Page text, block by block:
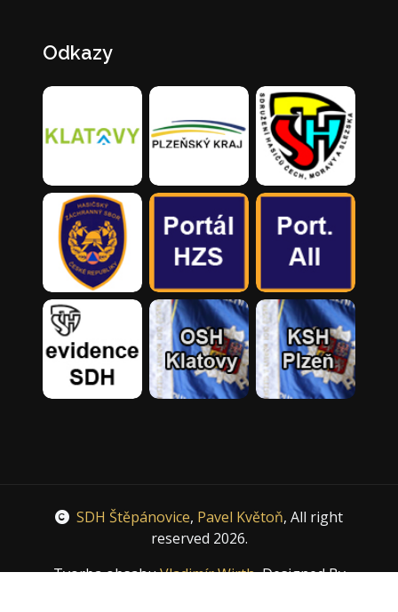
Odkazy
SDH Štěpánovice, Pavel Květoň, All right
reserved 2026.
Tvorba obsahuVladimír Wirth, Designed By